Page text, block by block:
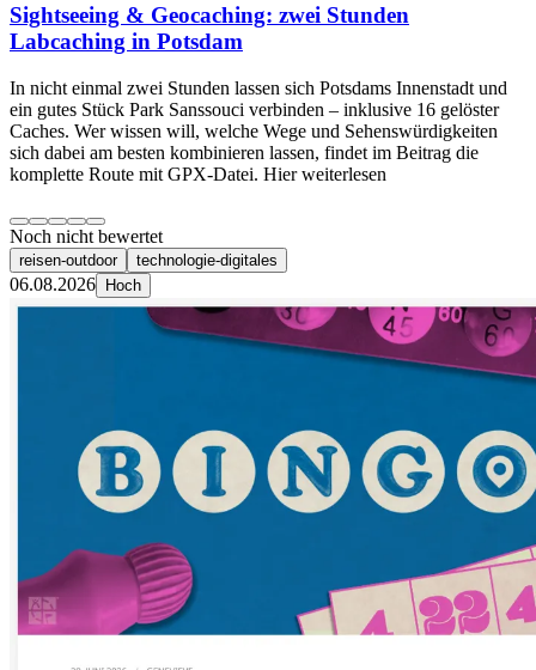
Sightseeing & Geocaching: zwei Stunden
Labcaching in Potsdam
In nicht einmal zwei Stunden lassen sich Potsdams Innenstadt und
ein gutes Stück Park Sanssouci verbinden – inklusive 16 gelöster
Caches. Wer wissen will, welche Wege und Sehenswürdigkeiten
sich dabei am besten kombinieren lassen, findet im Beitrag die
komplette Route mit GPX-Datei. Hier weiterlesen
Noch nicht bewertet
reisen-outdoor technologie-digitales
06.08.2026 Hoch